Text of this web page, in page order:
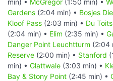
Gardens (2:04 min) • Bosjes
Kloof Pass (2:03 min) • Du
(2:04 min) • Elim (2:35 min) •
Danger Point Leuchtturm (2:04
Reserve (2:00 min) • Stanford
min) • Glattwale (3:03 min) •
Bay & Stony Point (2:45 min) •